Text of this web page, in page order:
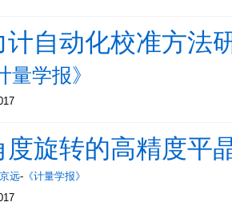
计自动化校准方法
量学报》
度旋转的高精度平
远- 《计量学报》